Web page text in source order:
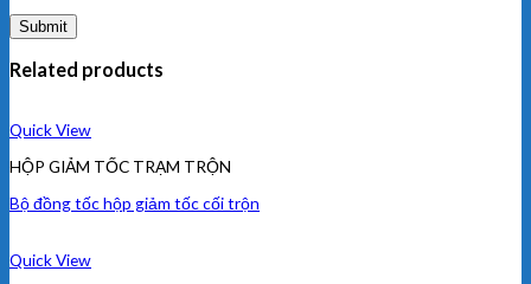
Related products
Quick View
HỘP GIẢM TỐC TRẠM TRỘN
Bộ đồng tốc hộp giảm tốc cối trộn
Quick View